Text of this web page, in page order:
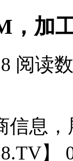
，加
阅读
信息
】